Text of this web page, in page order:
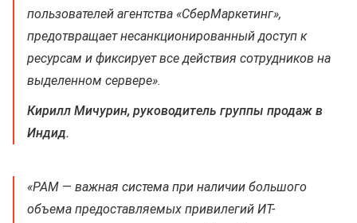
пользователей агентства «СберМаркетинг»,
предотвращает несанкционированный доступ к
ресурсам и фиксирует все действия сотрудников на
выделенном сервере».
Кирилл Мичурин, руководитель группы продаж в
Индид.
«PAM — важная система при наличии большого
объема предоставляемых привилегий ИТ-